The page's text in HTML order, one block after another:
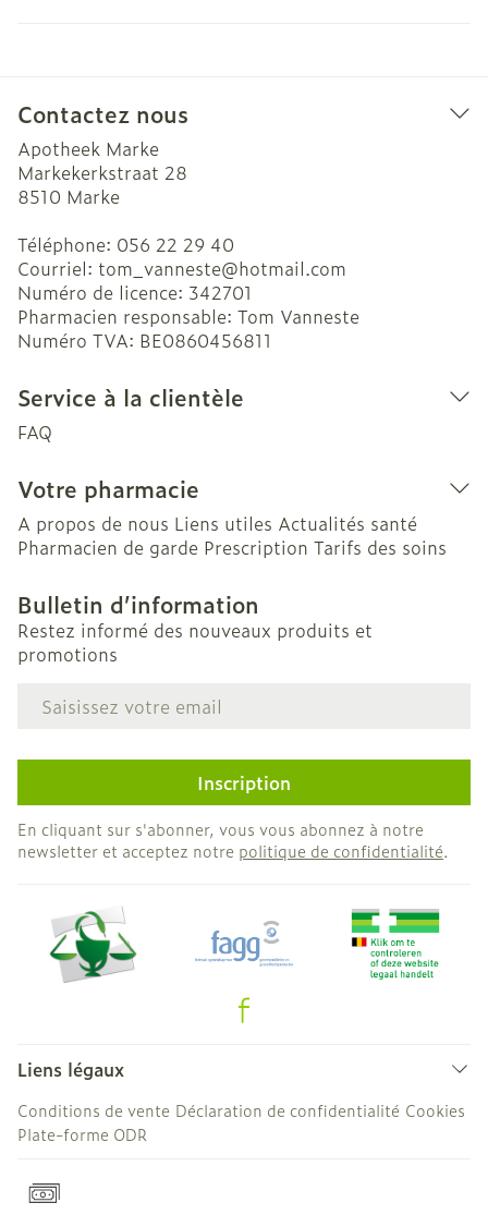
Contactez nous
Apotheek Marke
Markekerkstraat 28
8510 Marke
Téléphone: 056 22 29 40
Courriel: tom_vanneste@hotmail.com
Numéro de licence: 342701
Pharmacien responsable: Tom Vanneste
Numéro TVA: BE0860456811
Service à la clientèle
FAQ
Votre pharmacie
A propos de nous Liens utiles Actualités santé
Pharmacien de garde Prescription Tarifs des soins
Bulletin d’information
Restez informé des nouveaux produits et
promotions
Adresse mail
Inscription
En cliquant sur s'abonner, vous vous abonnez à notre
newsletter et acceptez notre politique de confidentialité.
Liens légaux
Conditions de vente Déclaration de confidentialité Cookies
Plate-forme ODR